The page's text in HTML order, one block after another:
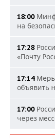
18:00
на
17:28
«Почту
17:14Меры
объявить
17:00
через